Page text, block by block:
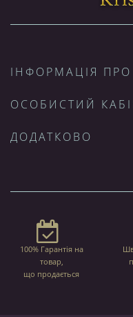
ІНФОРМАЦІЯ
ОСОБИСТИЙ
ДОДАТКОВО
100% Гарантія на
товар,
що продається